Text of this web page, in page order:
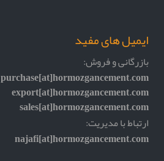
ایمیل های مفید
بازرگانی و فروش:
purchase[at]hormozgancement.com
export[at]hormozgancement.com
sales[at]hormozgancement.com
ارتباط با مدیریت:
najafi[at]hormozgancement.com